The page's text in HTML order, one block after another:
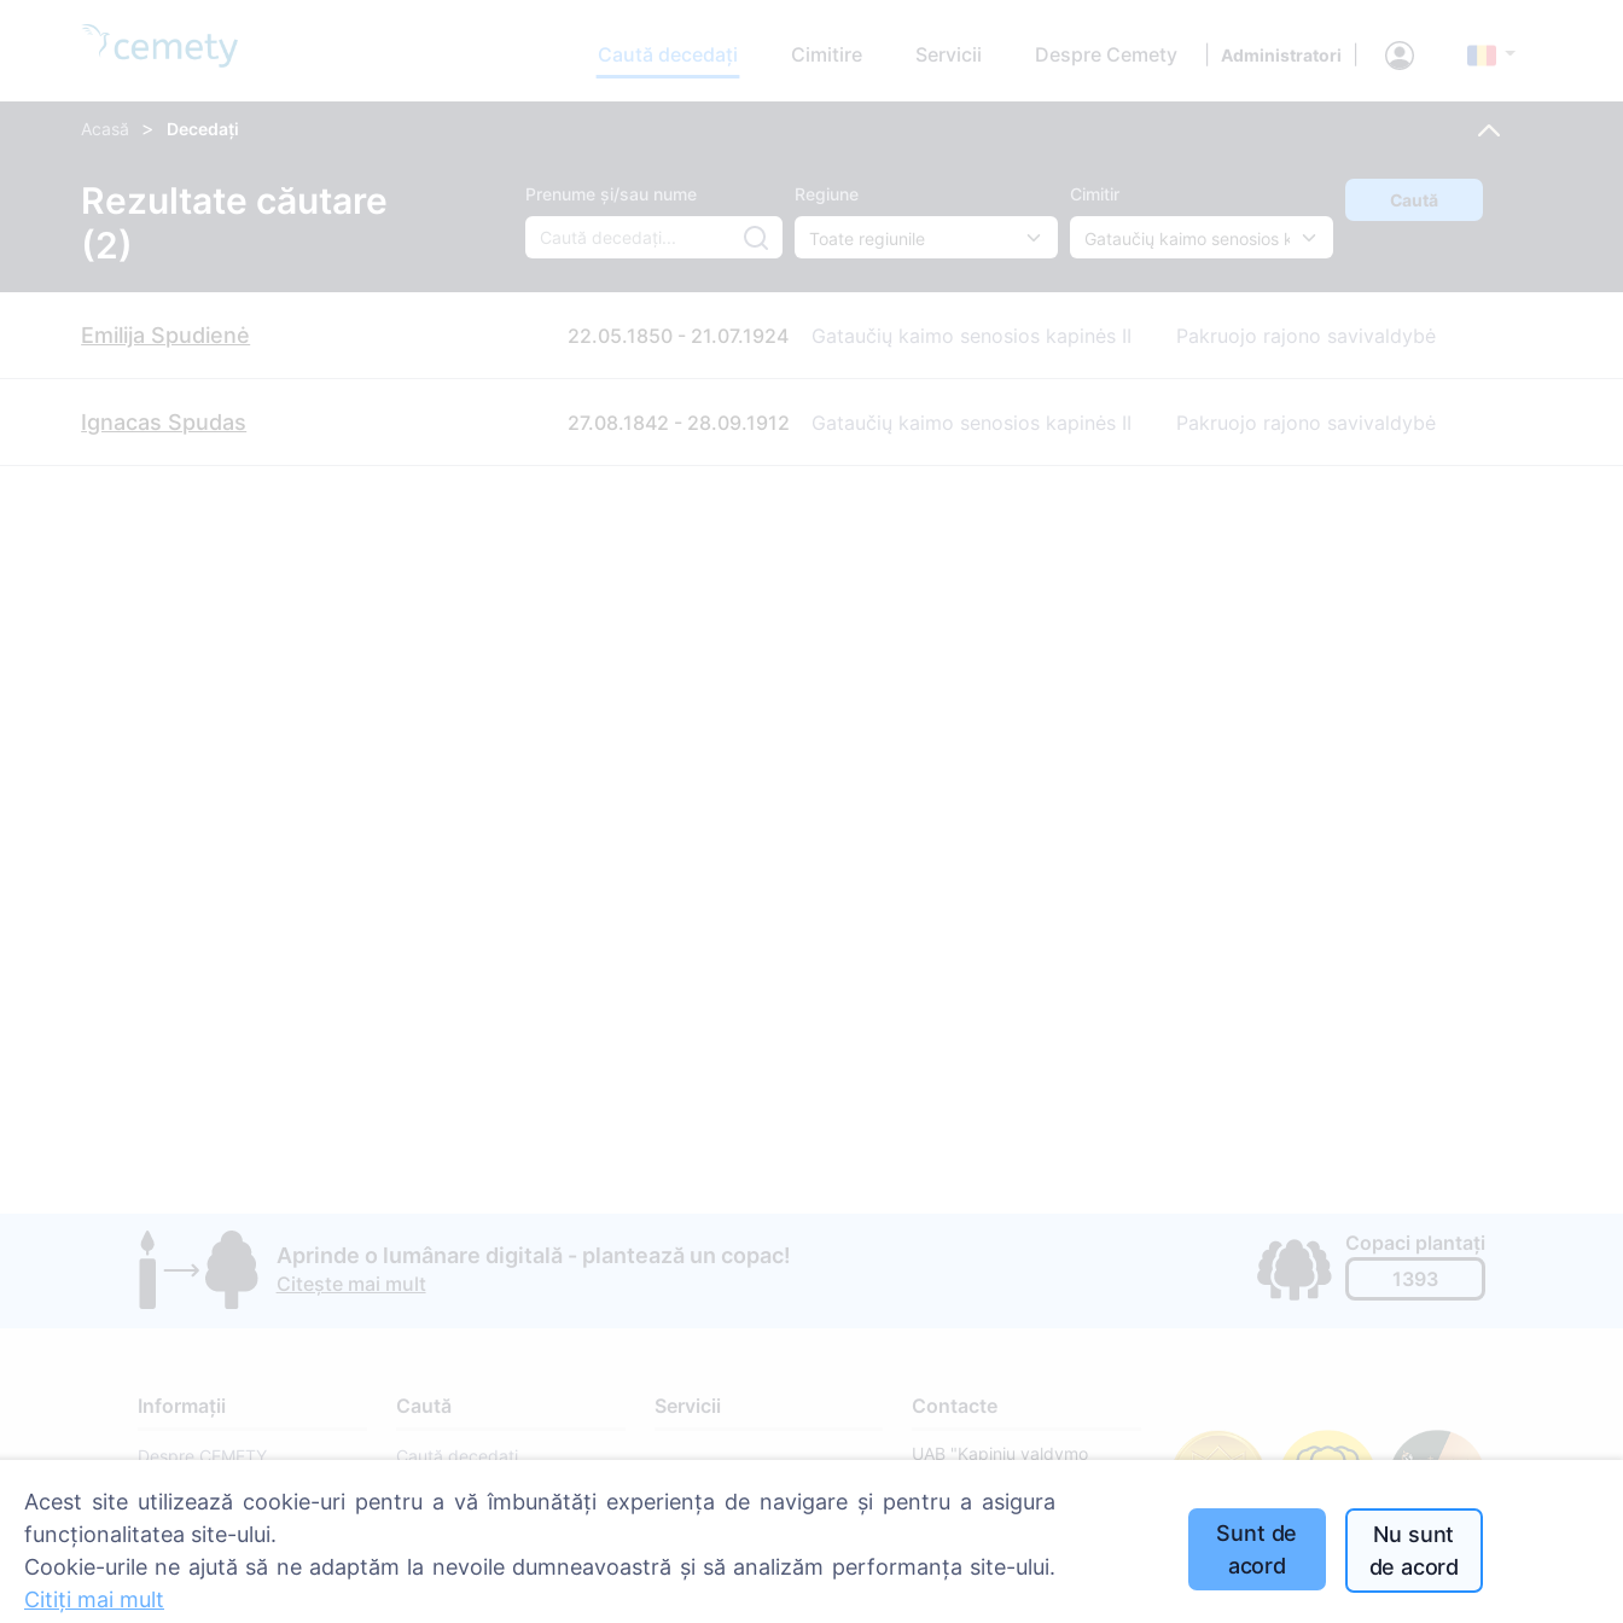
Caută decedați Cimitire Servicii Despre Cemety Administratori
Acasă > Decedați
Rezultate căutare
(2)
Prenume și/sau nume Regiune Cimitir Caută
Emilija Spudienė 22.05.1850 - 21.07.1924 Gataučių kaimo senosios kapinės II Pakruojo rajono savivaldybė
Ignacas Spudas 27.08.1842 - 28.09.1912 Gataučių kaimo senosios kapinės II Pakruojo rajono savivaldybė
Aprinde o lumânare digitală - plantează un copac!
Citește mai mult
Copaci plantați
1393
Informații
Despre CEMETY
Întrebări frecvente
Blog
Listă a comunelor și a
utilizatorilor
Caută
Caută decedați
Caută cimitire
Servicii Contacte
UAB "Kapinių valdymo
+370 612 08926 (I-V
info@cemety.lt
Acest site utilizează cookie-uri pentru a vă îmbunătăți experiența de navigare și pentru a asigura
funcționalitatea site-ului.
Cookie-urile ne ajută să ne adaptăm la nevoile dumneavoastră și să analizăm performanța site-ului.
Citiți mai mult
Sunt de
acord
Nu sunt
de acord